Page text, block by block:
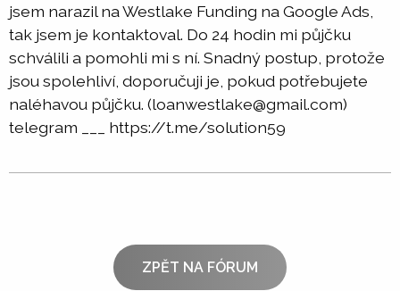
jsem narazil na Westlake Funding na Google Ads,
tak jsem je kontaktoval. Do 24 hodin mi půjčku
schválili a pomohli mi s ní. Snadný postup, protože
jsou spolehliví, doporučuji je, pokud potřebujete
naléhavou půjčku. (loanwestlake@gmail.com)
telegram ___ https://t.me/solution59
ZPĚT NA FÓRUM